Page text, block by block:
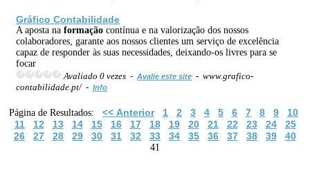
Gráfico Contabilidade
A aposta na formação contínua e na valorização dos nossos
colaboradores, garante aos nossos clientes um serviço de excelência
capaz de responder às suas necessidades, deixando-os livres para se
focar
Avaliado 0 vezes - Avalie este site - www.grafico-
contabilidade.pt/ - Info
Página de Resultados: << Anterior 1 2 3 4 5 6 7 8 9
10
11
12 13 14 15 16 17 18 19 20 21 22 23 24
25
26
27 28 29 30 31 32 33 34 35 36 37 38 39 40
41